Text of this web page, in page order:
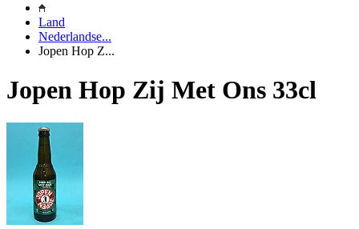
Land
Nederlandse...
Jopen Hop Z...
Jopen Hop Zij Met Ons 33cl